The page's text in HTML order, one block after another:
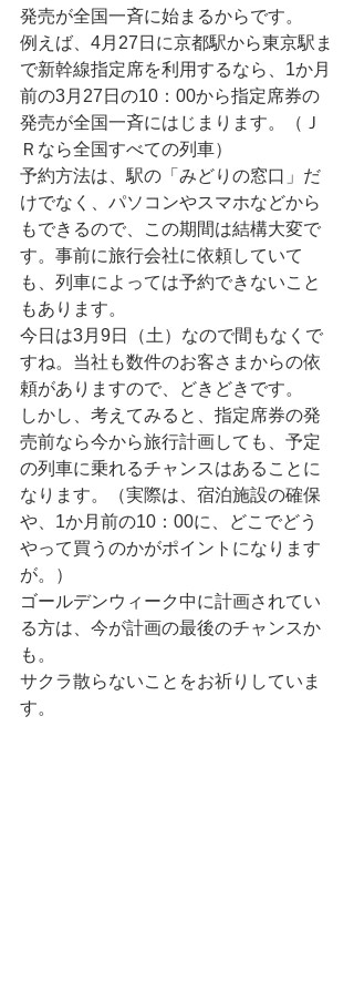
発売が全国一斉に始まるからです。
例えば、4月27日に京都駅から東京駅ま
で新幹線指定席を利用するなら、1か月
前の3月27日の10：00から指定席券の
発売が全国一斉にはじまります。（Ｊ
Ｒなら全国すべての列車）
予約方法は、駅の「みどりの窓口」だ
けでなく、パソコンやスマホなどから
もできるので、この期間は結構大変で
す。事前に旅行会社に依頼していて
も、列車によっては予約できないこと
もあります。
今日は3月9日（土）なので間もなくで
すね。当社も数件のお客さまからの依
頼がありますので、どきどきです。
しかし、考えてみると、指定席券の発
売前なら今から旅行計画しても、予定
の列車に乗れるチャンスはあることに
なります。（実際は、宿泊施設の確保
や、1か月前の10：00に、どこでどう
やって買うのかがポイントになります
が。）
ゴールデンウィーク中に計画されてい
る方は、今が計画の最後のチャンスか
も。
サクラ散らないことをお祈りしていま
す。